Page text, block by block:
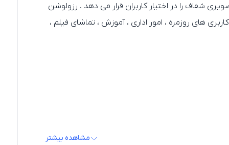
های روزمره ، امور اداری ، آموزش ، تماشای فیلم ،
مشاهده بیشتر